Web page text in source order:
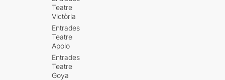
Teatre
Victòria
Entrades
Teatre
Apolo
Entrades
Teatre
Goya